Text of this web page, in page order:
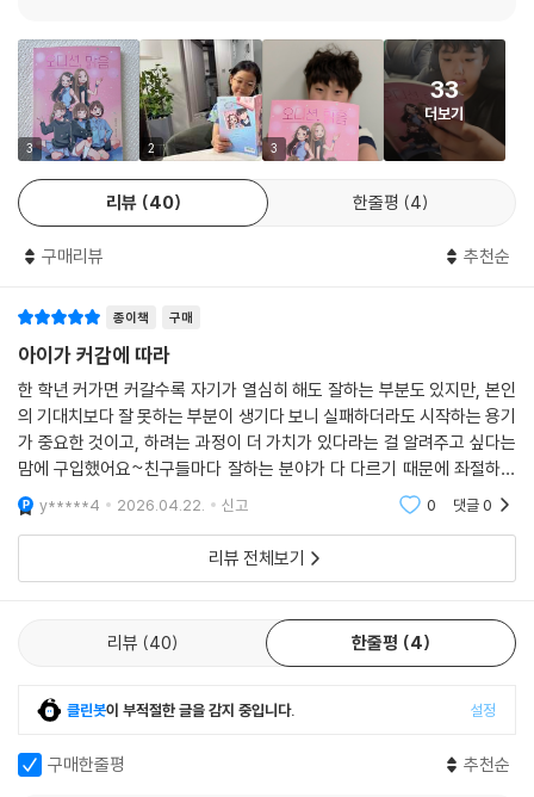
“나도 드리미 같이 하고 싶어.”
새로운 도전 속에 더욱 단단해지는 우정과 연대
아이돌이 되기 위해 오디션에 도전하는 고운이, 스트리트 댄스를 배우고
싶어 학원에 다닐 정도로 춤에 대한 열정이 강한 은비, 노래를 좋아하는 소
윤이, 자신의 꿈을 찾고 싶은 주이, 그리고 비주얼 센터로 영입된 나나까지.
『오디션, 맑음』은 저마다의 이유로 동아리 드리미에 가입한 다섯 소녀가
렌즈 멤버가 된 아이들은 오디션 ‘걸즈 투 플래닛’ 참가라는 공통된 목표를
고, 서로가 서로의 부족한 점을 보완하며 다섯 소녀의 우정은 더욱 단단해
진다. 노래와 안무를 맞추듯 마음을 맞추어 가는 과정에서 ‘하츠프렌즈와
함께라면 무슨 일이든지 해낼 수 있을 것 같다’며 용기를 얻기도 한다. 이처
럼 서로 앞에서 끌어 주고 뒤에서 밀어 주며 성장하는 하츠프렌즈의 모습
을 통해 함께 성장하는 즐거움과 연대의 힘을 배울 수 있다.
“실은 나 성운 오빠 좋아하거든.”
내가 느끼는 이 감정은 우정일까, 사랑일까?
열두 살 소녀들의 마음에 찾아온 특별한 설렘
실력은 조금 부족하지만 언제나 자신감 넘치는 모습으로 무대를 빛내는 명
츠프렌즈에 합류하게 된 것은 매니저 성운이를 향한 마음 때문이다. 하츠
프렌즈 멤버가 되면 짝사랑 중인 성운이를 자주 볼 수 있을지도 모른다고
기대한 것이다. 하지만 하츠프렌즈가 결성되고 얼마 지나지 않아 성운이가
매니저 활동에 집중할 수 없게 되자 나나는 고운이에게 답답한 마음을 솔
직하게 털어놓는다. 갑작스러운 나나의 고백은 오디션에 대한 열정으로만
가득 차 있던 고운이의 마음에 잔잔한 파동을 일으킨다. 나나의 고백에 가
3 2 3
33
더보기
리뷰 40 한줄평 4
구매리뷰 추천순
종이책 구매
아이가 커감에 따라
한 학년 커가면 커갈수록 자기가 열심히 해도 잘하는 부분도 있지만, 본인
의 기대치보다 잘 못하는 부분이 생기다 보니 실패하더라도 시작하는 용기
가 중요한 것이고, 하려는 과정이 더 가치가 있다라는 걸 알려주고 싶다는
맘에 구입했어요~친구들마다 잘하는 분야가 다 다르기 때문에 좌절하거
나 시기할 필요가 없다는게 중요하니까요
y*****4 2026.04.22. 신고 0 댓글0
리뷰 전체보기
리뷰 40 한줄평 4
클린봇이 부적절한 글을 감지 중입니다. 설정
구매한줄평 추천순